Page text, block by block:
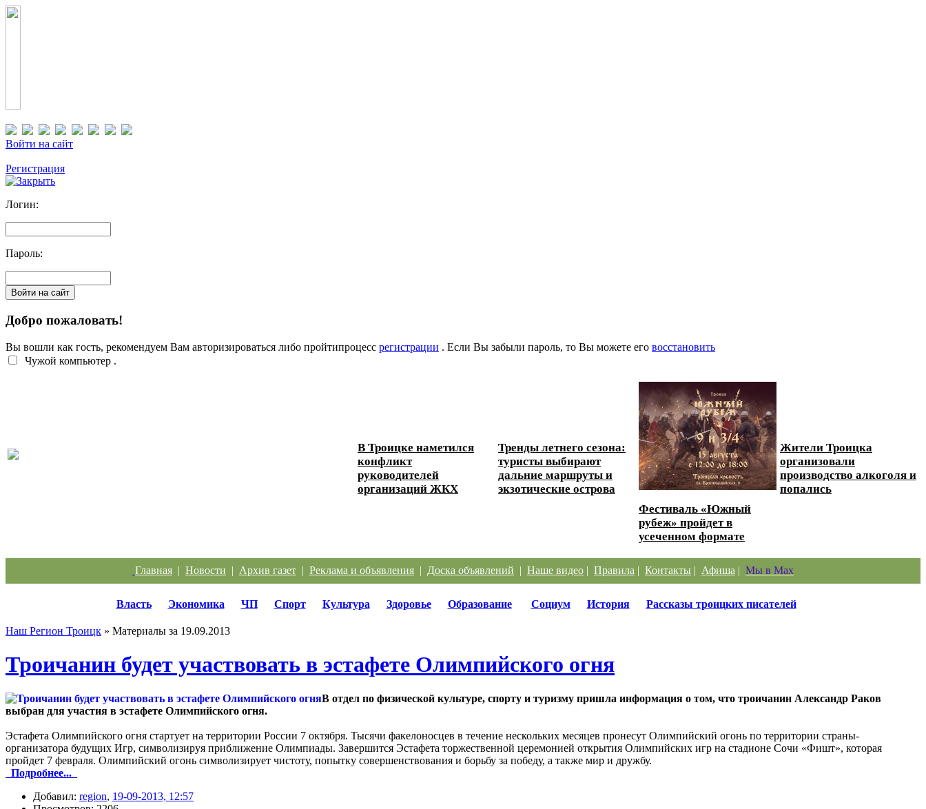
Войти на сайт
Регистрация
Логин:
Пароль:
Добро пожаловать!
Вы вошли как гость, рекомендуем Вам авторизироваться либо пройтипроцесс регистрации . Если Вы забыли пароль, то Вы можете его восстановить
Чужой компьютер .
В Троицке наметился
конфликт
руководителей
организаций ЖКХ
Тренды летнего сезона:
туристы выбирают
дальние маршруты и
экзотические острова
Фестиваль «Южный
рубеж» пройдет в
усеченном формате
Жители Троицка
организовали
производство алкоголя и
попались
Главная | Новости | Архив газет | Реклама и объявления | Доска объявлений | Наше видео | Правила | Контакты | Афиша | Мы в Max
Власть Экономика ЧП Спорт Культура Здоровье Образование Социум История Рассказы троицких писателей
Наш Регион Троицк » Материалы за 19.09.2013
Троичанин будет участвовать в эстафете Олимпийского огня
В отдел по физической культуре, спорту и туризму пришла информация о том, что троичанин Александр Раков
выбран для участия в эстафете Олимпийского огня.
Эстафета Олимпийского огня стартует на территории России 7 октября. Тысячи факелоносцев в течение нескольких месяцев пронесут Олимпийский огонь по территории страны-
организатора будущих Игр, символизируя приближение Олимпиады. Завершится Эстафета торжественной церемонией открытия Олимпийских игр на стадионе Сочи «Фишт», которая
пройдет 7 февраля. Олимпийский огонь символизирует чистоту, попытку совершенствования и борьбу за победу, а также мир и дружбу.
Подробнее...
Добавил: region, 19-09-2013, 12:57